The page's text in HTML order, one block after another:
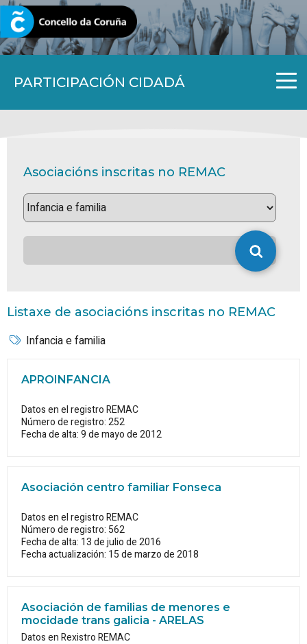
PARTICIPACIÓN CIDADÁ
CORUNA.GAL
Asociacións inscritas no REMAC
Listaxe de asociacións inscritas no REMAC
Infancia e familia
APROINFANCIA
Datos en el registro REMAC
Número de registro: 252
Fecha de alta: 9 de mayo de 2012
Asociación centro familiar Fonseca
Datos en el registro REMAC
Número de registro: 562
Fecha de alta: 13 de julio de 2016
Fecha actualización: 15 de marzo de 2018
Asociación de familias de menores e
mocidade trans galicia - ARELAS
Datos en Rexistro REMAC